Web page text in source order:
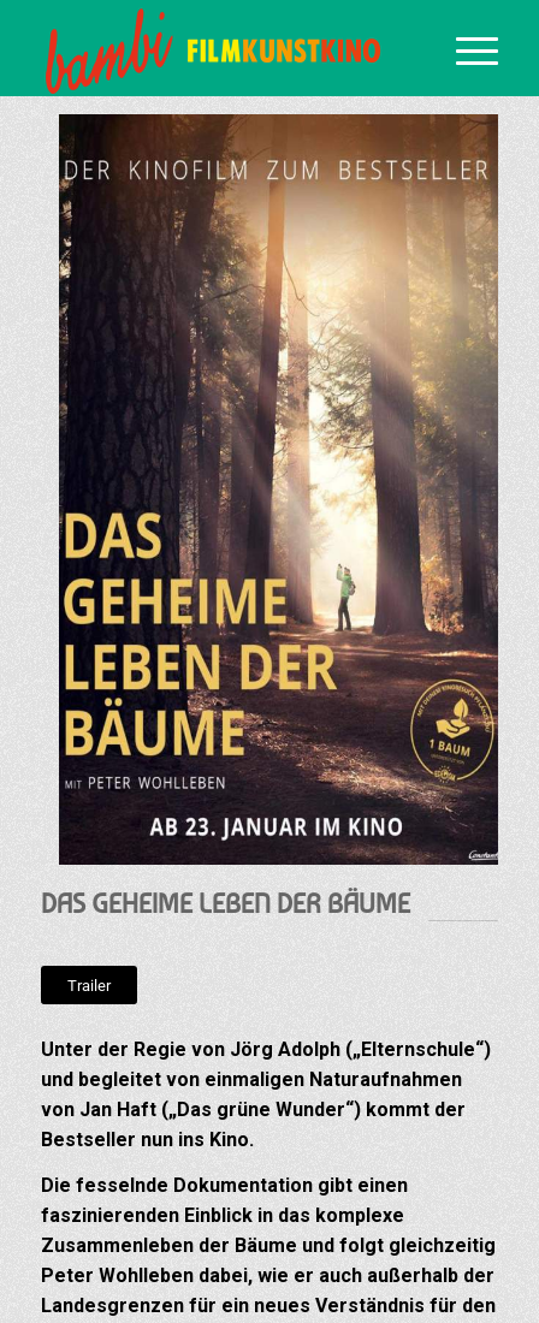
DAS GEHEIME LEBEN DER BÄUME
Trailer
Unter der Regie von Jörg Adolph („Elternschule“)
und begleitet von einmaligen Naturaufnahmen
von Jan Haft („Das grüne Wunder“) kommt der
Bestseller nun ins Kino.
Die fesselnde Dokumentation gibt einen
faszinierenden Einblick in das komplexe
Zusammenleben der Bäume und folgt gleichzeitig
Peter Wohlleben dabei, wie er auch außerhalb der
Landesgrenzen für ein neues Verständnis für den